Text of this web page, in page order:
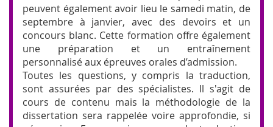
peuvent également avoir lieu le samedi matin, de
septembre à janvier, avec des devoirs et un
concours blanc. Cette formation offre également
une préparation et un entraînement
personnalisé aux épreuves orales d’admission.
Toutes les questions, y compris la traduction,
sont assurées par des spécialistes. Il s'agit de
cours de contenu mais la méthodologie de la
dissertation sera rappelée voire approfondie, si